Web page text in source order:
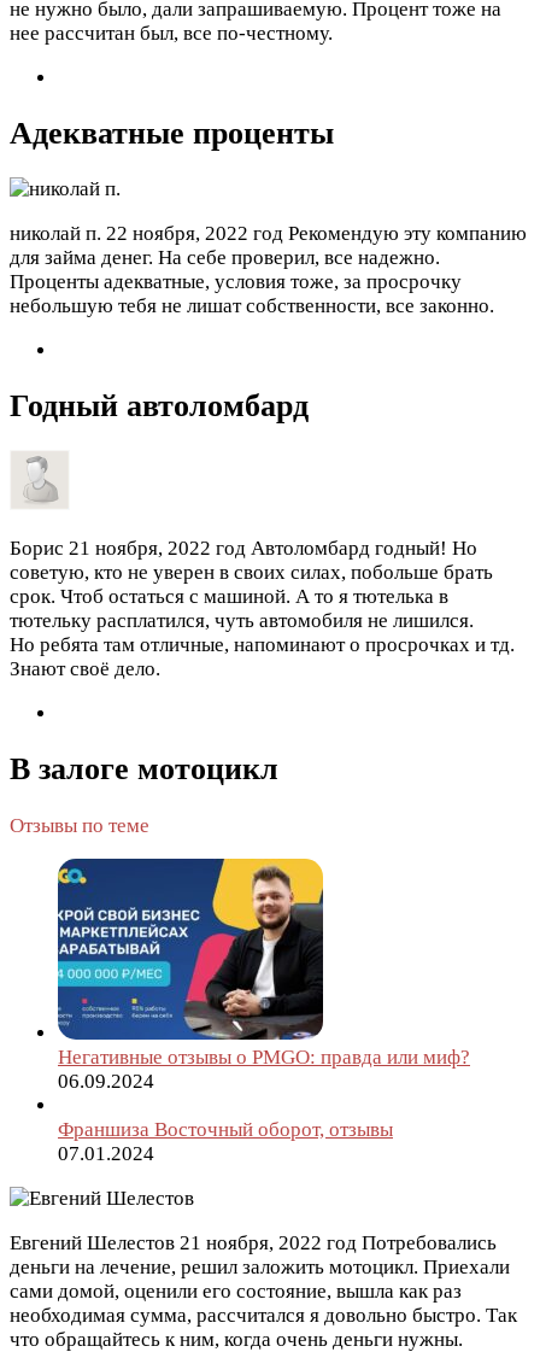
не нужно было, дали запрашиваемую. Процент тоже на
нее рассчитан был, все по-честному.
Адекватные проценты
николай п. 22 ноября, 2022 год Рекомендую эту компанию
для займа денег. На себе проверил, все надежно.
Проценты адекватные, условия тоже, за просрочку
небольшую тебя не лишат собственности, все законно.
Годный автоломбард
Борис 21 ноября, 2022 год Автоломбард годный! Но
советую, кто не уверен в своих силах, побольше брать
срок. Чтоб остаться с машиной. А то я тютелька в
тютельку расплатился, чуть автомобиля не лишился.
Но ребята там отличные, напоминают о просрочках и тд.
Знают своё дело.
В залоге мотоцикл
Отзывы по теме
Негативные отзывы о PMGO: правда или миф?
06.09.2024
Франшиза Восточный оборот, отзывы
07.01.2024
Евгений Шелестов 21 ноября, 2022 год Потребовались
деньги на лечение, решил заложить мотоцикл. Приехали
сами домой, оценили его состояние, вышла как раз
необходимая сумма, рассчитался я довольно быстро. Так
что обращайтесь к ним, когда очень деньги нужны.